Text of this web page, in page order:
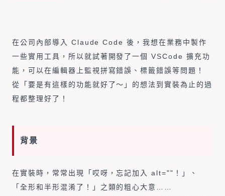
在公司內部導入 Claude Code 後，我想在業務中製作
一些實用工具，所以就試著開發了一個 VSCode 擴充功
能，可以在編輯器上監視拼寫錯誤、標籤錯誤等問題！
從「要是有這樣的功能就好了～」的想法到實裝為止的過
程都整理好了！
背景
在實裝時，常常出現「哎呀，忘記加入 alt=""！」、
「全形和半形混淆了！」之類的粗心大意……